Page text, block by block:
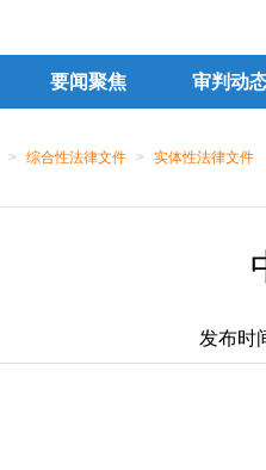
要闻聚焦 审判动
> 综合性法律文件 > 实体性法律文件
发布时